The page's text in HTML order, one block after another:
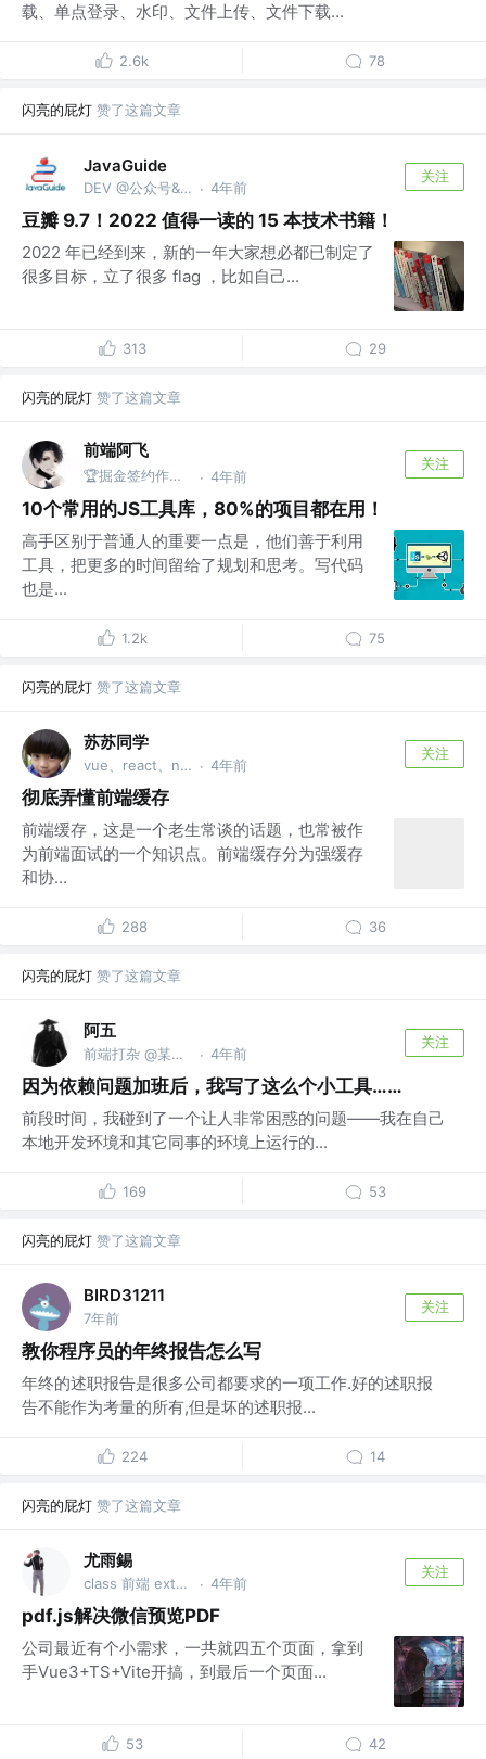
载、单点登录、水印、文件上传、文件下载...
2.6k 78
闪亮的屁灯 赞了这篇文章
JavaGuide
DEV @公众号&Github：JavaGuide · 4年前
关注
豆瓣 9.7！2022 值得一读的 15 本技术书籍！
2022 年已经到来，新的一年大家想必都已制定了
很多目标，立了很多 flag ，比如自己...
313 29
闪亮的屁灯 赞了这篇文章
前端阿飞
🏆掘金签约作者 @武汉 · 4年前
关注
10个常用的JS工具库，80%的项目都在用！
高手区别于普通人的重要一点是，他们善于利用
工具，把更多的时间留给了规划和思考。写代码
也是...
1.2k 75
闪亮的屁灯 赞了这篇文章
苏苏同学
vue、react、node · 4年前
关注
彻底弄懂前端缓存
前端缓存，这是一个老生常谈的话题，也常被作
为前端面试的一个知识点。前端缓存分为强缓存
和协...
288 36
闪亮的屁灯 赞了这篇文章
阿五
前端打杂 @某将要知名的公司 · 4年前
关注
因为依赖问题加班后，我写了这么个小工具……
前段时间，我碰到了一个让人非常困惑的问题——我在自己
本地开发环境和其它同事的环境上运行的...
169 53
闪亮的屁灯 赞了这篇文章
BIRD31211
7年前
关注
教你程序员的年终报告怎么写
年终的述职报告是很多公司都要求的一项工作.好的述职报
告不能作为考量的所有,但是坏的述职报...
224 14
闪亮的屁灯 赞了这篇文章
尤雨錫
class 前端 extends 农民工 @666 · 4年前
关注
pdf.js解决微信预览PDF
公司最近有个小需求，一共就四五个页面，拿到
手Vue3+TS+Vite开搞，到最后一个页面...
53 42